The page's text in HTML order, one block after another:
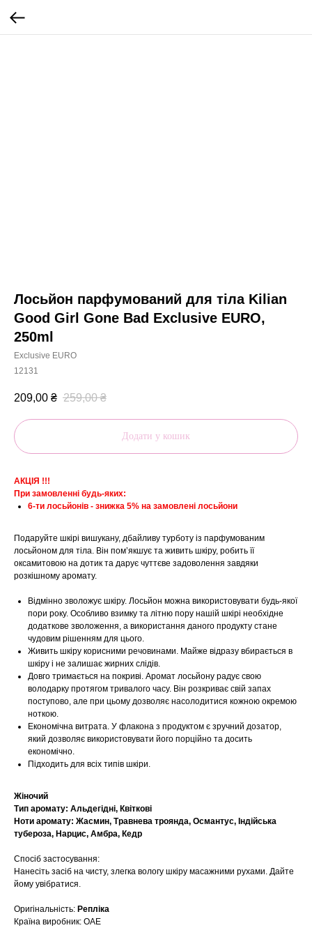
Лосьйон парфумований для тіла Kilian
Good Girl Gone Bad Exclusive EURO,
250ml
Exclusive EURO
12131
209,00 ₴ 259,00 ₴
Додати у кошик
АКЦІЯ !!!
При замовленні будь-яких:
6-ти лосьйонів - знижка 5% на замовлені лосьйони
Подаруйте шкірі вишукану, дбайливу турботу із парфумованим
лосьйоном для тіла. Він пом’якшує та живить шкіру, робить її
оксамитовою на дотик та дарує чуттєве задоволення завдяки
розкішному аромату.
Відмінно зволожує шкіру. Лосьйон можна використовувати будь-якої
пори року. Особливо взимку та літню пору нашій шкірі необхідне
додаткове зволоження, а використання даного продукту стане
чудовим рішенням для цього.
Живить шкіру корисними речовинами. Майже відразу вбирається в
шкіру і не залишає жирних слідів.
Довго тримається на покриві. Аромат лосьйону радує свою
володарку протягом тривалого часу. Він розкриває свій запах
поступово, але при цьому дозволяє насолодитися кожною окремою
ноткою.
Економічна витрата. У флакона з продуктом є зручний дозатор,
який дозволяє використовувати його порційно та досить
економічно.
Підходить для всіх типів шкіри.
Жіночий
Тип аромату: Альдегідні, Квіткові
Ноти аромату: Жасмин, Травнева троянда, Османтус, Індійська
тубероза, Нарцис, Амбра, Кедр
Спосіб застосування:
Нанесіть засіб на чисту, злегка вологу шкіру масажними рухами. Дайте
йому увібратися.
Оригінальність: Репліка
Країна виробник: ОАЕ